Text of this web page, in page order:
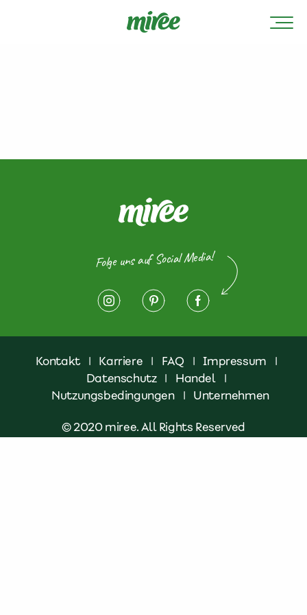
Folge uns auf Social Media!
Kontakt | Karriere | FAQ | Impressum
|
Datenschutz | Handel
|
Nutzungsbedingungen
| Unternehmen
© 2020 miree. All Rights Reserved